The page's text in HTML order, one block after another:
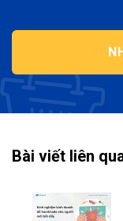
Bài viết liên